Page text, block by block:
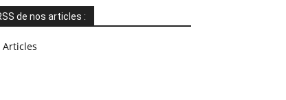
de nos articles :
Articles